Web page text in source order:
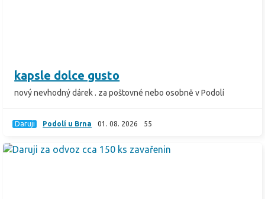
kapsle dolce gusto
nový nevhodný dárek . za poštovné nebo osobně v Podolí
Daruji Podolí u Brna 01. 08. 2026 55